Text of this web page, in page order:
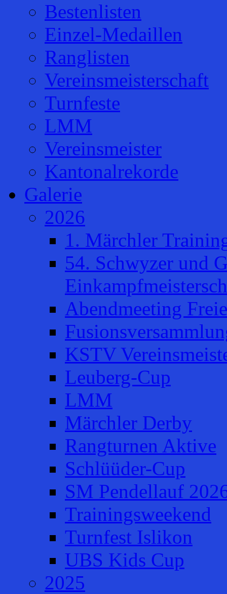
Bestenlisten
Einzel-Medaillen
Ranglisten
Vereinsmeisterschaft
Turnfeste
LMM
Vereinsmeister
Kantonalrekorde
Galerie
2026
1. Märchler
54. Schwyzer und
Abendmeeting
KSTV
Leuberg-Cup
LMM
Märchler Derby
Rangturnen Aktive
Schlüüder-Cup
SM Pendellauf
Trainingsweekend
Turnfest Islikon
UBS Kids Cup
2025